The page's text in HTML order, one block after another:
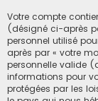
Votre compte
(désigné ci-après
personnel utilisé
après par « votre
personnelle valide
informations pour
protégées par les